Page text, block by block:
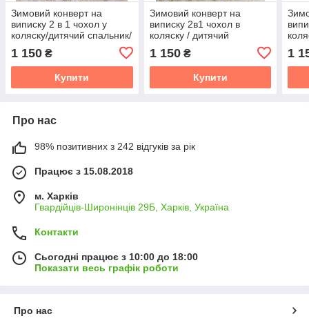
Зимовий конверт на
виписку 2 в 1 чохол у
коляску/дитячий спальник/
Конверт-мішок-спальник
1 150 ₴
Купити
Зимовий конверт на
виписку 2в1 чохол в
коляску / дитячий
спальник / Конверт-мішок-
спальник
1 150₴
Купити
1
Про нас
98% позитивних з 242 відгуків за рік
Працює з 15.08.2018
м. Харків
Гвардійців-Широнінців 29Б, Харків, Україна
Контакти
Сьогодні працює з 10:00 до 18:00
Показати весь графік роботи
Про нас